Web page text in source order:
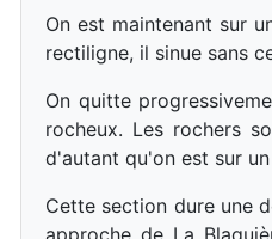
On est maintenant sur
rectiligne, il sinue sans
On quitte
rocheux. Les rochers
d'autant qu'on est sur
Cette section dure une
approche de La